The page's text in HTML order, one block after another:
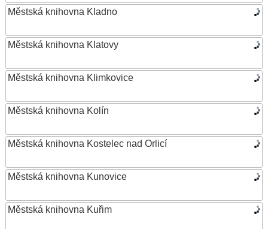
Městská knihovna Kladno
Městská knihovna Klatovy
Městská knihovna Klimkovice
Městská knihovna Kolín
Městská knihovna Kostelec nad Orlicí
Městská knihovna Kunovice
Městská knihovna Kuřim